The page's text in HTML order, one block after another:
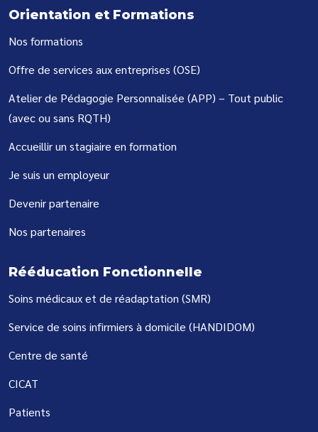
Orientation et Formations
Nos formations
Offre de services aux entreprises (OSE)
Atelier de Pédagogie Personnalisée (APP) – Tout public
(avec ou sans RQTH)
Accueillir un stagiaire en formation
Je suis un employeur
Devenir partenaire
Nos partenaires
Rééducation Fonctionnelle
Soins médicaux et de réadaptation (SMR)
Service de soins infirmiers à domicile (HANDIDOM)
Centre de santé
CICAT
Patients